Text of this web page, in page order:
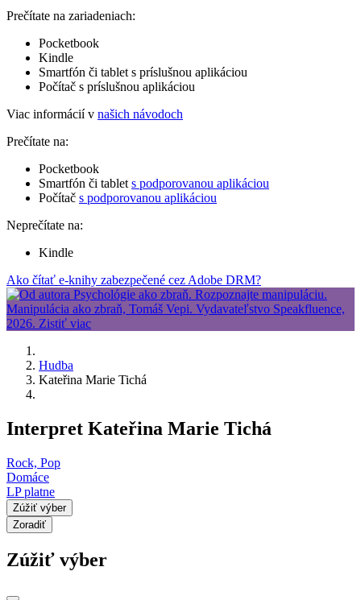
Prečítate na zariadeniach:
Pocketbook
Kindle
Smartfón či tablet s príslušnou aplikáciou
Počítač s príslušnou aplikáciou
Viac informácií v našich návodoch
Prečítate na:
Pocketbook
Smartfón či tablet s podporovanou aplikáciou
Počítač s podporovanou aplikáciou
Neprečítate na:
Kindle
Ako čítať e-knihy zabezpečené cez Adobe DRM?
Hudba
Kateřina Marie Tichá
Interpret Kateřina Marie Tichá
Rock, Pop
Domáce
LP platne
Zúžiť výber
Zoradiť
Zúžiť výber